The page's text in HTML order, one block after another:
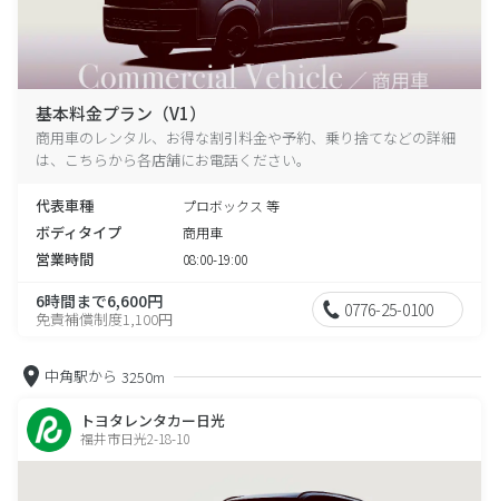
基本料金プラン（V1）
商用車のレンタル、お得な割引料金や予約、乗り捨てなどの詳細
は、こちらから各店舗にお電話ください。
代表車種 プロボックス 等
ボディタイプ 商用車
営業時間 08:00-19:00
6時間まで6,600円
免責補償制度1,100円 0776-25-0100
中角駅から 3250m
トヨタレンタカー日光
福井市日光2-18-10